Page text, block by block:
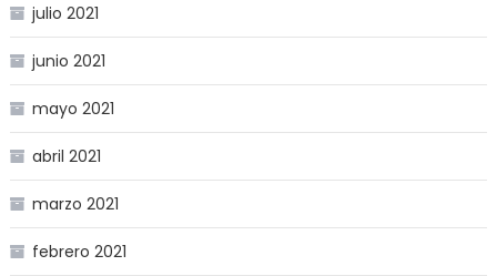
julio 2021
junio 2021
mayo 2021
abril 2021
marzo 2021
febrero 2021